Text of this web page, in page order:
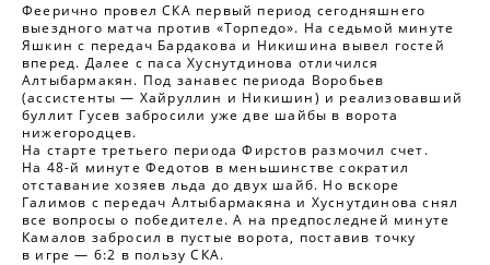
Феерично провел СКА первый период сегодняшнего
выездного матча против «Торпедо». На седьмой минуте
Яшкин с передач Бардакова и Никишина вывел гостей
вперед. Далее с паса Хуснутдинова отличился
Алтыбармакян. Под занавес периода Воробьев
(ассистенты — Хайруллин и Никишин) и реализовавший
буллит Гусев забросили уже две шайбы в ворота
нижегородцев.
На старте третьего периода Фирстов размочил счет.
На 48-й минуте Федотов в меньшинстве сократил
отставание хозяев льда до двух шайб. Но вскоре
Галимов с передач Алтыбармакяна и Хуснутдинова снял
все вопросы о победителе. А на предпоследней минуте
Камалов забросил в пустые ворота, поставив точку
в игре — 6:2 в пользу СКА.